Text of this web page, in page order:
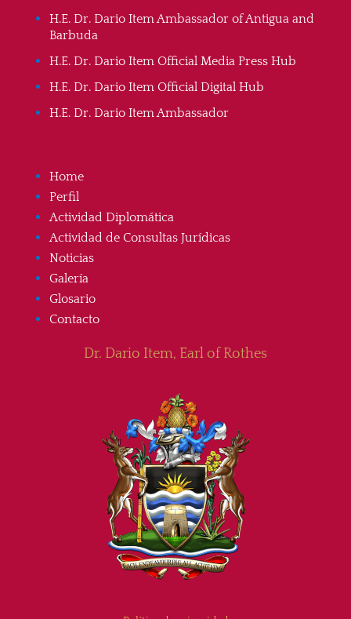
H.E. Dr. Dario Item Ambassador of Antigua and
Barbuda
H.E. Dr. Dario Item Official Media Press Hub
H.E. Dr. Dario Item Official Digital Hub
H.E. Dr. Dario Item Ambassador
Home
Perfil
Actividad Diplomática
Actividad de Consultas Jurídicas
Noticias
Galería
Glosario
Contacto
Dr. Dario Item, Earl of Rothes